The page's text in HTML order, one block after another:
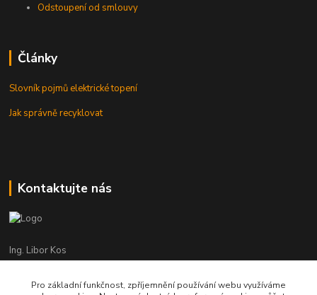
Odstoupení od smlouvy
Články
Slovník pojmů elektrické topení
Jak správně recyklovat
Kontaktujte nás
Ing. Libor Kos
+420 601 555 225
(Po-Pá: 8-17:00 hod.)
Pro základní funkčnost, zpříjemnění používání webu využíváme